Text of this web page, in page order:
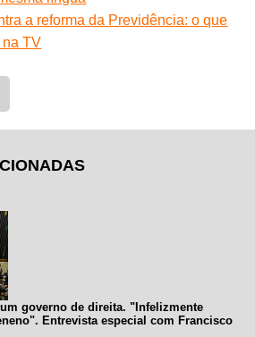
a reforma da Previdência: o que
TV
governo de direita. "Infelizmente
Entrevista especial com Francisco